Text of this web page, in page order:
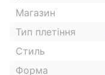
Магазин
Тип плетіння
Стиль
Форма